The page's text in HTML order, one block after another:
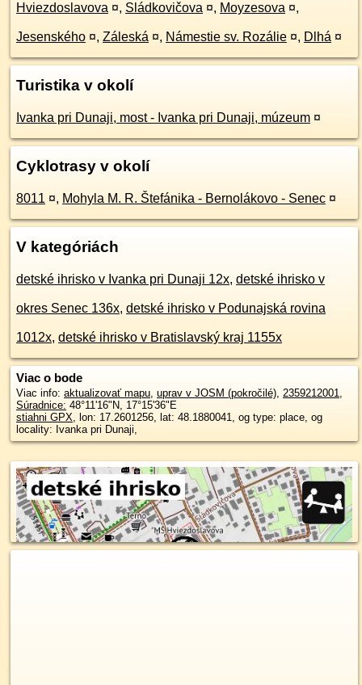
Hviezdoslavova ¤, Sládkovičova ¤, Moyzesova ¤,
Jesenského ¤, Záleská ¤, Námestie sv. Rozálie ¤, Dlhá ¤
Turistika v okolí
Ivanka pri Dunaji, most - Ivanka pri Dunaji, múzeum ¤
Cyklotrasy v okolí
8011 ¤, Mohyla M. R. Štefánika - Bernolákovo - Senec ¤
V kategóriách
detské ihrisko v Ivanka pri Dunaji 12x, detské ihrisko v
okres Senec 136x, detské ihrisko v Podunajská rovina
1012x, detské ihrisko v Bratislavský kraj 1155x
Viac o bode
Viac info: aktualizovať mapu, uprav v JOSM (pokročilé), 2359212001,
Súradnice: 48°11'16"N, 17°15'36"E
stiahni GPX, lon: 17.2601256, lat: 48.1880041, og type: place, og
locality: Ivanka pri Dunaji,